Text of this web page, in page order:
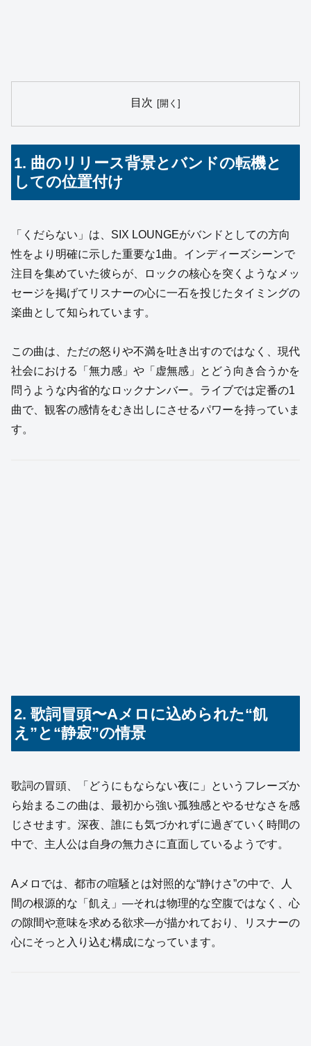
目次
1. 曲のリリース背景とバンドの転機と
しての位置付け
「くだらない」は、SIX LOUNGEがバンドとしての方向
性をより明確に示した重要な1曲。インディーズシーンで
注目を集めていた彼らが、ロックの核心を突くようなメッ
セージを掲げてリスナーの心に一石を投じたタイミングの
楽曲として知られています。
この曲は、ただの怒りや不満を吐き出すのではなく、現代
社会における「無力感」や「虚無感」とどう向き合うかを
問うような内省的なロックナンバー。ライブでは定番の1
曲で、観客の感情をむき出しにさせるパワーを持っていま
す。
2. 歌詞冒頭〜Aメロに込められた“飢
え”と“静寂”の情景
歌詞の冒頭、「どうにもならない夜に」というフレーズか
ら始まるこの曲は、最初から強い孤独感とやるせなさを感
じさせます。深夜、誰にも気づかれずに過ぎていく時間の
中で、主人公は自身の無力さに直面しているようです。
Aメロでは、都市の喧騒とは対照的な“静けさ”の中で、人
間の根源的な「飢え」—それは物理的な空腹ではなく、心
の隙間や意味を求める欲求—が描かれており、リスナーの
心にそっと入り込む構成になっています。